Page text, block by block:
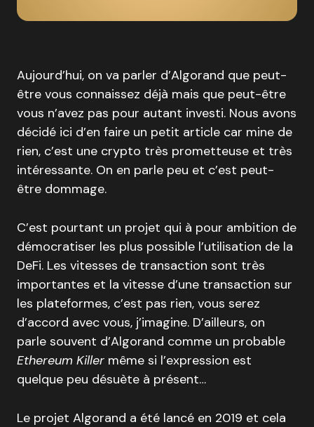
Aujourd’hui, on va parler d’Algorand que peut-
être vous connaissez déjà mais que peut-être
vous n’avez pas pour autant investi. Nous avons
décidé ici d’en faire un petit article car mine de
rien, c’est une crypto très prometteuse et très
intéressante. On en parle peu et c’est peut-
être dommage.
C’est pourtant un projet qui à pour ambition de
démocratiser les plus possible l’utilisation de la
DeFi. Les vitesses de transaction sont très
importantes et la vitesse d’une transaction sur
les plateformes, c’est pas rien, vous serez
d’accord avec vous, j’imagine. D’ailleurs, on
parle souvent d’Algorand comme un probable
Ethereum Killer même si l’expression est
quelque peu désuète à présent…
Le projet Algorand a été lancé en 2019 et cela